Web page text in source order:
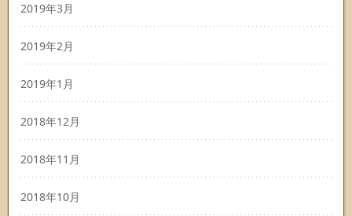
2019年3月
2019年2月
2019年1月
2018年12月
2018年11月
2018年10月